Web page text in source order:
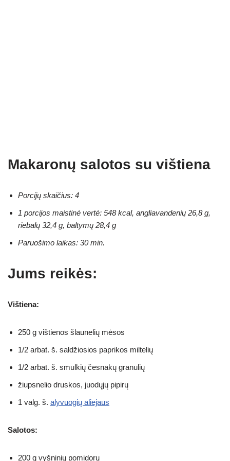
Makaronų salotos su vištiena
Porcijų skaičius: 4
1 porcijos maistinė vertė: 548 kcal, angliavandenių 26,8 g,
riebalų 32,4 g, baltymų 28,4 g
Paruošimo laikas: 30 min.
Jums reikės:
Vištiena:
250 g vištienos šlaunelių mėsos
1/2 arbat. š. saldžiosios paprikos miltelių
1/2 arbat. š. smulkių česnakų granulių
žiupsnelio druskos, juodųjų pipirų
1 valg. š. alyvuogių aliejaus
Salotos:
200 g vyšninių pomidorų